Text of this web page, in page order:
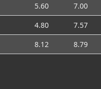
5.60 7.00
4.80 7.57
8.12 8.79